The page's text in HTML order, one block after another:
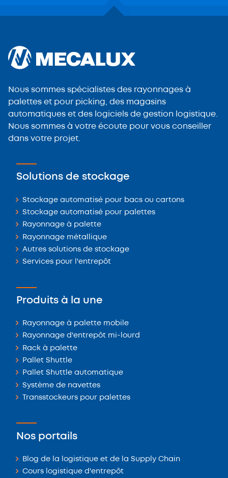
Nous sommes spécialistes des rayonnages à
palettes et pour picking, des magasins
automatiques et des logiciels de gestion logistique.
Nous sommes à votre écoute pour vous conseiller
dans votre projet.
Solutions de stockage
Stockage automatisé pour bacs ou cartons
Stockage automatisé pour palettes
Rayonnage à palette
Rayonnage métallique
Autres solutions de stockage
Services pour l'entrepôt
Produits à la une
Rayonnage à palette mobile
Rayonnage d'entrepôt mi-lourd
Rack à palette
Pallet Shuttle
Pallet Shuttle automatique
Système de navettes
Transstockeurs pour palettes
Nos portails
Blog de la logistique et de la Supply Chain
Cours logistique d'entrepôt